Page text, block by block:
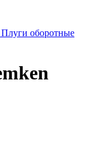
Плуги оборотные